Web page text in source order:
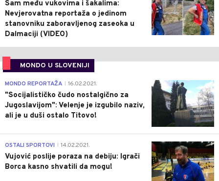
Sam među vukovima i šakalima:
Nevjerovatna reportaža o jedinom
stanovniku zaboravljenog zaseoka u
Dalmaciji (VIDEO)
MONDO U SLOVENIJI
4
MONDO REPORTAŽA 16.02.2021.
"Socijalističko čudo nostalgično za
Jugoslavijom": Velenje je izgubilo naziv,
ali je u duši ostalo Titovo!
1
OSTALI SPORTOVI 14.02.2021.
Vujović poslije poraza na debiju: Igrači
Borca kasno shvatili da mogu!